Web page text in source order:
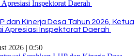
dan Kinerja Desa Tahun 2026, Ketua
Apresiasi Inspektorat Daerah
2026 | 0:50